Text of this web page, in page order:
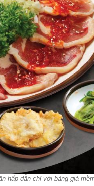
hấp dẫn chỉ với bảng giá